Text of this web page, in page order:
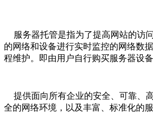
服务器托管是指为了提高网站的访
的网络和设备进行实时监控的网络数
程维护。即由用户自行购买服务器设
提供面向所有企业的安全、可靠、
全的网络环境，以及丰富、标准化的服